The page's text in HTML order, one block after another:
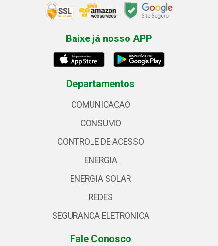
Baixe já nosso APP
Departamentos
COMUNICACAO
CONSUMO
CONTROLE DE ACESSO
ENERGIA
ENERGIA SOLAR
REDES
SEGURANCA ELETRONICA
Fale Conosco